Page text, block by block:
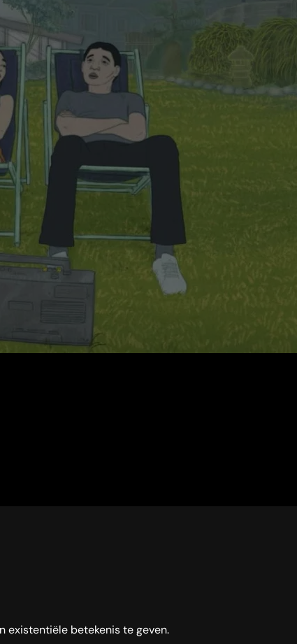
existentiële betekenis te geven.